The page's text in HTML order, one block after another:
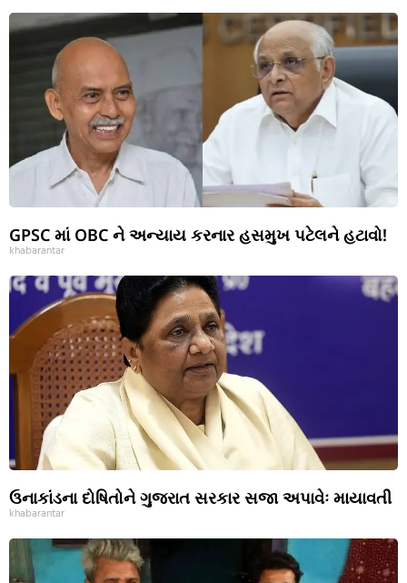
GPSC માં OBC ને અન્યાય કરનાર હસમુખ પટેલને હટાવો!
khabarantar
ઉનાકાંડના દોષિતોને ગુજરાત સરકાર સજા અપાવેઃ માયાવતી
khabarantar